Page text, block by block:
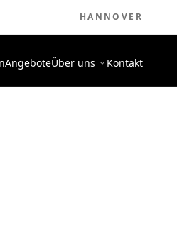
HANNOVER
AngeboteÜber uns Kontakt